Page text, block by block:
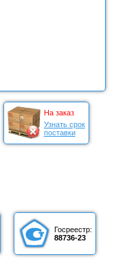
На заказ
Узнать срок
поставки
Госреестр:
88736-23